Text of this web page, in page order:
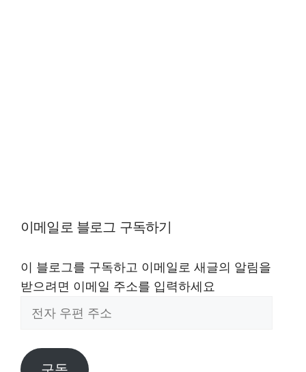
이메일로 블로그 구독하기
이 블로그를 구독하고 이메일로 새글의 알림을
받으려면 이메일 주소를 입력하세요
편